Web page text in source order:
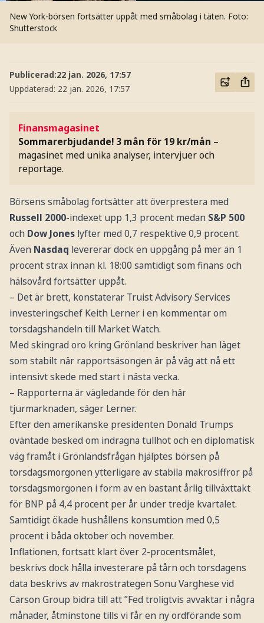
New York-börsen fortsätter uppåt med småbolag i täten. Foto:
Shutterstock
Publicerad:22 jan. 2026, 17:57
Uppdaterad: 22 jan. 2026, 17:57
Finansmagasinet
Sommarerbjudande! 3 mån för 19 kr/mån –
magasinet med unika analyser, intervjuer och
reportage.
Börsens småbolag fortsätter att överprestera med
Russell 2000-indexet upp 1,3 procent medan S&P 500
och Dow Jones lyfter med 0,7 respektive 0,9 procent.
Även Nasdaq levererar dock en uppgång på mer än 1
procent strax innan kl. 18:00 samtidigt som finans och
hälsovård fortsätter uppåt.
– Det är brett, konstaterar Truist Advisory Services
investeringschef Keith Lerner i en kommentar om
torsdagshandeln till Market Watch.
Med skingrad oro kring Grönland beskriver han läget
som stabilt när rapportsäsongen är på väg att nå ett
intensivt skede med start i nästa vecka.
– Rapporterna är vägledande för den här
tjurmarknaden, säger Lerner.
Efter den amerikanske presidenten Donald Trumps
oväntade besked om indragna tullhot och en diplomatisk
väg framåt i Grönlandsfrågan hjälptes börsen på
torsdagsmorgonen ytterligare av stabila makrosiffror på
torsdagsmorgonen i form av en bastant årlig tillväxttakt
för BNP på 4,4 procent per år under tredje kvartalet.
Samtidigt ökade hushållens konsumtion med 0,5
procent i båda oktober och november.
Inflationen, fortsatt klart över 2-procentsmålet,
beskrivs dock hålla investerare på tårn och torsdagens
data beskrivs av makrostrategen Sonu Varghese vid
Carson Group bidra till att ”Fed troligtvis avvaktar i några
månader, åtminstone tills vi får en ny ordförande som